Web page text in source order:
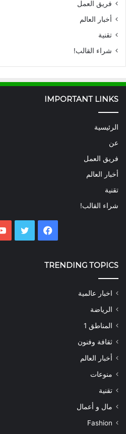
فريق العمل
أخبار العالم
تقنية
شراء القالب!
IMPORTANT LINKS
الرئيسية
عن
فريق العمل
أخبار العالم
تقنية
شراء القالب!
فيسبوك تويتر
TRENDING TOPICS
اخبار عالمية
الرياضة
المناطق 1
ثقافة وفنون
أخبار العالم
منوعات
تقنية
مال و أعمال
Fashion